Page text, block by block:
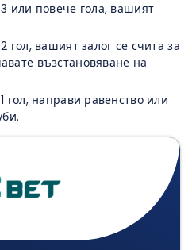
или повече гола, вашият
гол, вашият залог се счита за
възстановяване на
гол, направи равенство или